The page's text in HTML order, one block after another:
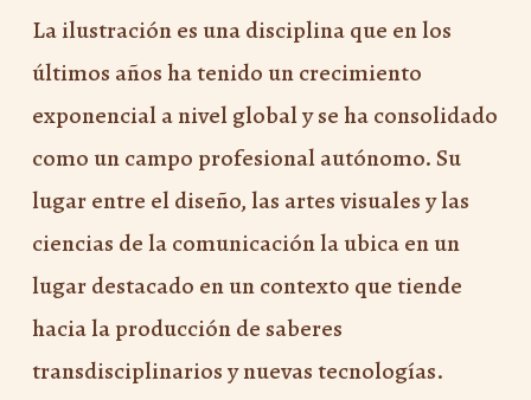
La ilustración es una disciplina que en los
últimos años ha tenido un crecimiento
exponencial a nivel global y se ha consolidado
como un campo profesional autónomo. Su
lugar entre el diseño, las artes visuales y las
ciencias de la comunicación la ubica en un
lugar destacado en un contexto que tiende
hacia la producción de saberes
transdisciplinarios y nuevas tecnologías.